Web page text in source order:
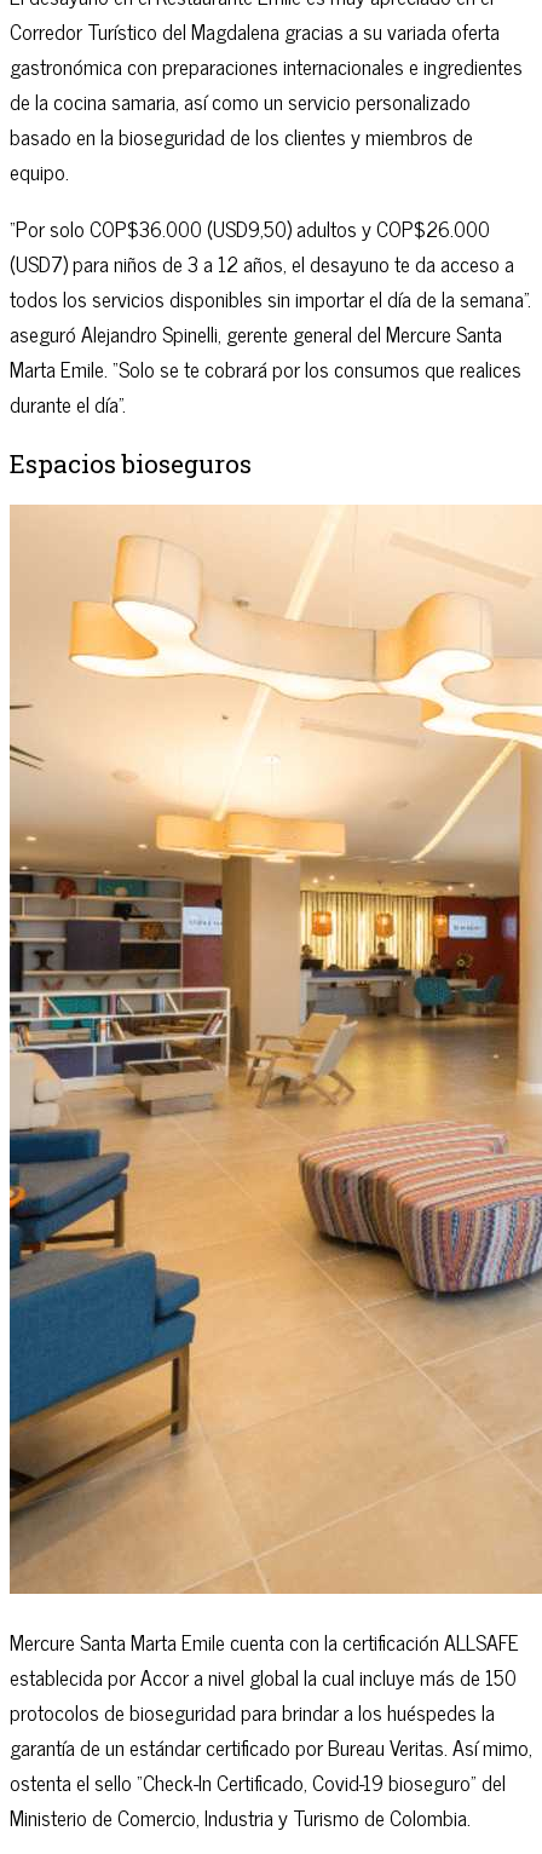
Corredor Turístico del Magdalena gracias a su variada oferta
gastronómica con preparaciones internacionales e ingredientes
de la cocina samaria, así como un servicio personalizado
basado en la bioseguridad de los clientes y miembros de
equipo.
“Por solo COP$36.000 (USD9,50) adultos y COP$26.000
(USD7) para niños de 3 a 12 años, el desayuno te da acceso a
todos los servicios disponibles sin importar el día de la semana”.
aseguró Alejandro Spinelli, gerente general del Mercure Santa
Marta Emile. “Solo se te cobrará por los consumos que realices
durante el día”.
Espacios bioseguros
Mercure Santa Marta Emile cuenta con la certificación ALLSAFE
establecida por Accor a nivel global la cual incluye más de 150
protocolos de bioseguridad para brindar a los huéspedes la
garantía de un estándar certificado por Bureau Veritas. Así mimo,
ostenta el sello “Check-In Certificado, Covid-19 bioseguro” del
Ministerio de Comercio, Industria y Turismo de Colombia.